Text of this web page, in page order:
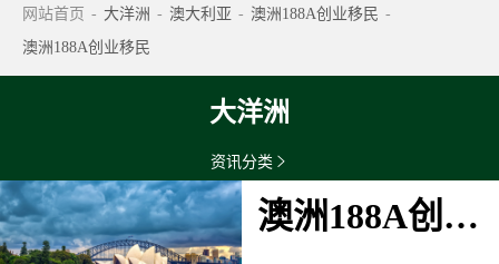
网站首页 - 大洋洲 - 澳大利亚 - 澳洲188A创业移民 -
澳洲188A创业移民
大洋洲
资讯分类 
澳洲188A创业移民